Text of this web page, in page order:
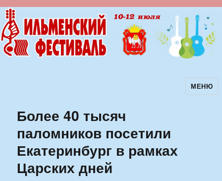
Ильменский фестиваль авторскойМЕНЮ
Более 40 тысяч
паломников посетили
Екатеринбург в рамках
Царских дней